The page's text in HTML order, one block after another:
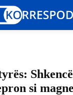
si